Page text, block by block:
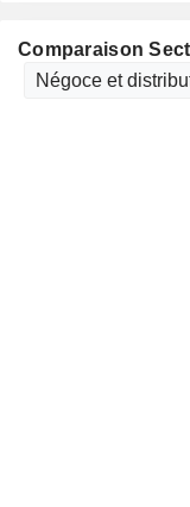
Comparaison